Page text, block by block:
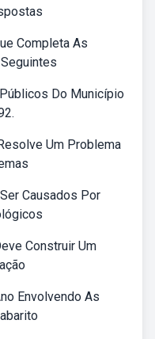
Completa As
Do Município
Um Problema
Causados Por
Construir Um
Envolvendo As